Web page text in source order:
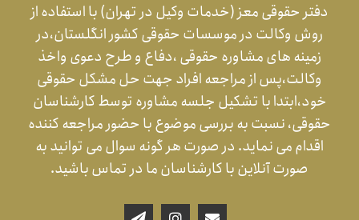
دفتر حقوقی معز (خدمات وکیل در تهران) با استفاده از
روش وکالت در موسسات حقوقی کشور انگلستان،در
زمینه های مشاوره حقوقی ،دفاع و طرح دعوی واخذ
وکالت،پس از مراجعه افراد جهت حل مشکل حقوقی
خود،ابتدا با تشکیل جلسه مشاوره توسط کارشناسان
حقوقی، نسبت به بررسی موضوع با حضور مراجعه کننده
اقدام می نماید. در صورت هر گونه سوال می توانید به
صورت آنلاین با کارشناسان ما در تماس باشید.